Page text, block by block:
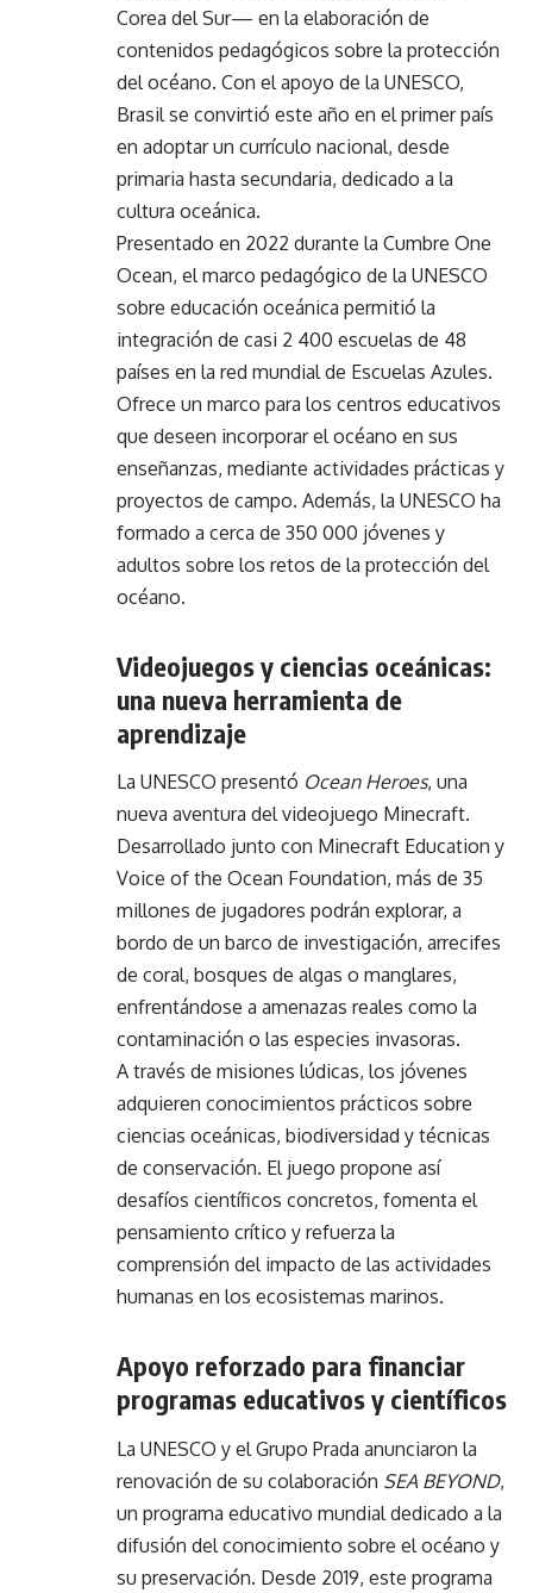
Corea del Sur— en la elaboración de
contenidos pedagógicos sobre la protección
del océano. Con el apoyo de la UNESCO,
Brasil se convirtió este año en el primer país
en adoptar un currículo nacional, desde
primaria hasta secundaria, dedicado a la
cultura oceánica.
Presentado en 2022 durante la Cumbre One
Ocean, el marco pedagógico de la UNESCO
sobre educación oceánica permitió la
integración de casi 2 400 escuelas de 48
países en la red mundial de Escuelas Azules.
Ofrece un marco para los centros educativos
que deseen incorporar el océano en sus
enseñanzas, mediante actividades prácticas y
proyectos de campo. Además, la UNESCO ha
formado a cerca de 350 000 jóvenes y
adultos sobre los retos de la protección del
océano.
Videojuegos y ciencias oceánicas:
una nueva herramienta de
aprendizaje
La UNESCO presentó Ocean Heroes, una
nueva aventura del videojuego Minecraft.
Desarrollado junto con Minecraft Education y
Voice of the Ocean Foundation, más de 35
millones de jugadores podrán explorar, a
bordo de un barco de investigación, arrecifes
de coral, bosques de algas o manglares,
enfrentándose a amenazas reales como la
contaminación o las especies invasoras.
A través de misiones lúdicas, los jóvenes
adquieren conocimientos prácticos sobre
ciencias oceánicas, biodiversidad y técnicas
de conservación. El juego propone así
desafíos científicos concretos, fomenta el
pensamiento crítico y refuerza la
comprensión del impacto de las actividades
humanas en los ecosistemas marinos.
Apoyo reforzado para financiar
programas educativos y científicos
La UNESCO y el Grupo Prada anunciaron la
renovación de su colaboración SEA BEYOND,
un programa educativo mundial dedicado a la
difusión del conocimiento sobre el océano y
su preservación. Desde 2019, este programa